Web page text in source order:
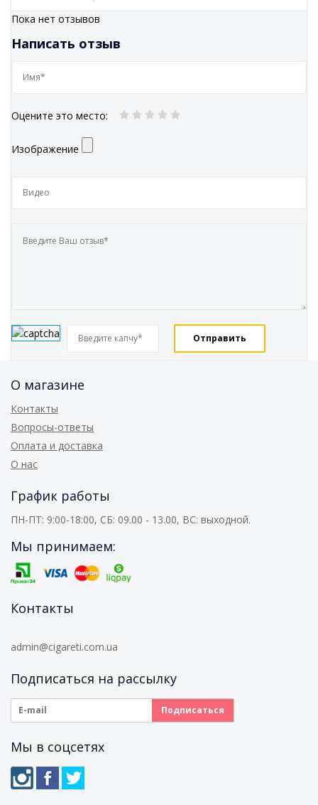
Пока нет отзывов
Написать отзыв
Оцените это место:
Изображение
О магазине
Контакты
Вопросы-ответы
Оплата и доставка
О нас
График работы
ПН-ПТ: 9:00-18:00, СБ: 09.00 - 13.00, ВС: выходной.
Мы принимаем:
Контакты
admin@cigareti.com.ua
Подписаться на рассылку
Мы в соцсетях